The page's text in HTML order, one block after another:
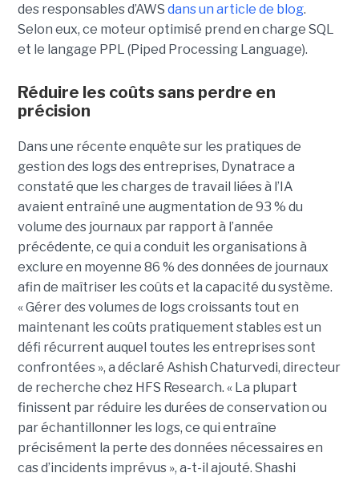
des responsables d’AWS dans un article de blog.
Selon eux, ce moteur optimisé prend en charge SQL
et le langage PPL (Piped Processing Language).
Réduire les coûts sans perdre en
précision
Dans une récente enquête sur les pratiques de
gestion des logs des entreprises, Dynatrace a
constaté que les charges de travail liées à l’IA
avaient entraîné une augmentation de 93 % du
volume des journaux par rapport à l’année
précédente, ce qui a conduit les organisations à
exclure en moyenne 86 % des données de journaux
afin de maîtriser les coûts et la capacité du système.
« Gérer des volumes de logs croissants tout en
maintenant les coûts pratiquement stables est un
défi récurrent auquel toutes les entreprises sont
confrontées », a déclaré Ashish Chaturvedi, directeur
de recherche chez HFS Research. « La plupart
finissent par réduire les durées de conservation ou
par échantillonner les logs, ce qui entraîne
précisément la perte des données nécessaires en
cas d’incidents imprévus », a-t-il ajouté. Shashi